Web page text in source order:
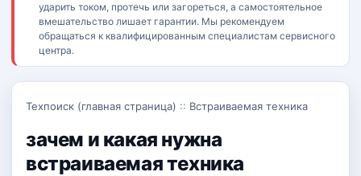
ударить током, протечь или загореться, а самостоятельное
вмешательство лишает гарантии. Мы рекомендуем
обращаться к квалифицированным специалистам сервисного
центра.
Техпоиск (главная страница) :: Встраиваемая техника
зачем и какая нужна
встраиваемая техника